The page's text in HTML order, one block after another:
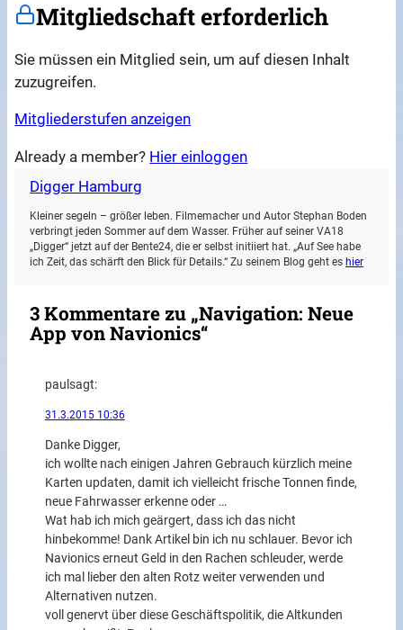
Mitgliedschaft erforderlich
Sie müssen ein Mitglied sein, um auf diesen Inhalt
zuzugreifen.
Mitgliederstufen anzeigen
Already a member? Hier einloggen
Digger Hamburg
Kleiner segeln – größer leben. Filmemacher und Autor Stephan Boden
verbringt jeden Sommer auf dem Wasser. Früher auf seiner VA18
„Digger“ jetzt auf der Bente24, die er selbst initiiert hat. „Auf See habe
ich Zeit, das schärft den Blick für Details.“ Zu seinem Blog geht es hier
3 Kommentare zu „Navigation: Neue
App von Navionics“
paul sagt:
31.3.2015 10:36
Danke Digger,
ich wollte nach einigen Jahren Gebrauch kürzlich meine
Karten updaten, damit ich vielleicht frische Tonnen finde,
neue Fahrwasser erkenne oder …
Wat hab ich mich geärgert, dass ich das nicht
hinbekomme! Dank Artikel bin ich nu schlauer. Bevor ich
Navionics erneut Geld in den Rachen schleuder, werde
ich mal lieber den alten Rotz weiter verwenden und
Alternativen nutzen.
voll genervt über diese Geschäftspolitik, die Altkunden